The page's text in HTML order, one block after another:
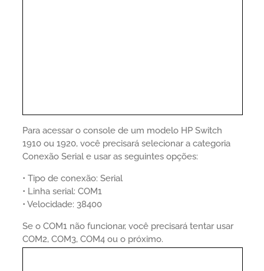
Para acessar o console de um modelo HP Switch
1910 ou 1920, você precisará selecionar a categoria
Conexão Serial e usar as seguintes opções:
• Tipo de conexão: Serial
• Linha serial: COM1
• Velocidade: 38400
Se o COM1 não funcionar, você precisará tentar usar
COM2, COM3, COM4 ou o próximo.